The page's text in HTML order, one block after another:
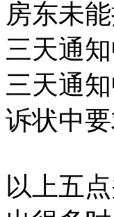
房东未
三天通
三天通
诉状中
以上五